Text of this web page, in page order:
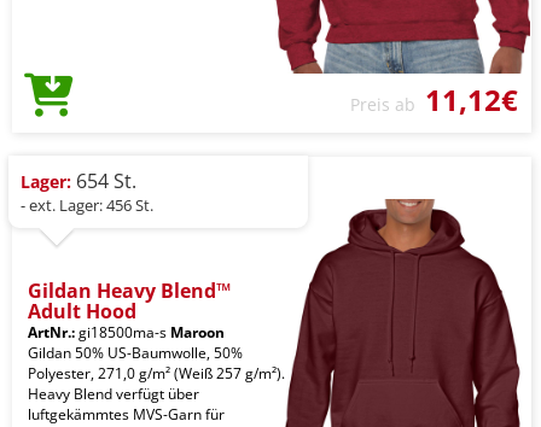
Preis ab 11,12€
Lager: 654 St.
- ext. Lager: 456 St.
Gildan Heavy Blend™
Adult Hood
ArtNr.:gi18500ma-s Maroon
Gildan 50% US-Baumwolle, 50%
Polyester, 271,0 g/m² (Weiß 257 g/m²).
Heavy Blend verfügt über
luftgekämmtes MVS-Garn für